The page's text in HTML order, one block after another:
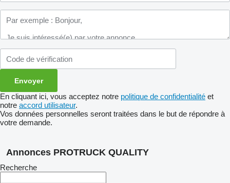
En cliquant ici, vous acceptez notre politique de confidentialité et
notre accord utilisateur.
Vos données personnelles seront traitées dans le but de répondre à
votre demande.
Annonces PROTRUCK QUALITY
Recherche